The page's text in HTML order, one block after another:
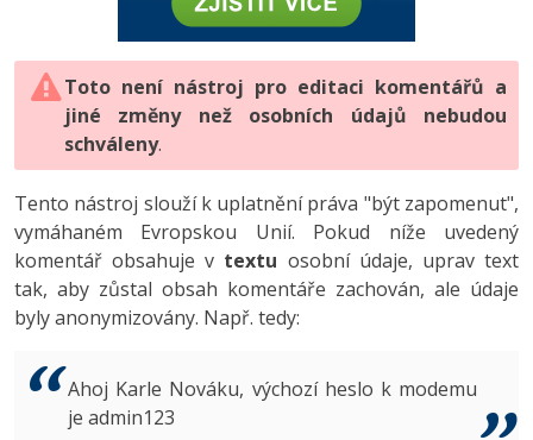
HTML5, CSS3, Bootstrap, SEO
SQL a databáze
Testování a verzování
UML a návrhové vzory
React
Spring
ASP.NET MVC
PHP
JavaScript
Python
HTML / CSS
UML a návrhové vzory
MySQL/MariaDB
MS-SQL
Vývojář mobilních aplikací
C# Game developer
Tester
Systémový administrátor
3D grafik
-80%
JavaScript -80%
PHP -80%
Swift -80%
Kotlin -80%
VB.NET
Digitální gramotnost
Marketing
WordPress
SEO
UX
Business
Copywriting
Photoshop -80%
Adobe Illustrator -80%
Adobe Lightroom
Adobe XD
Adobe InDesign -25%
Adobe After Effects
Inkscape
Toto není nástroj pro editaci komentářů a
jiné změny než osobních údajů nebudou
schváleny.
Tento nástroj slouží k uplatnění práva "být zapomenut",
vymáhaném Evropskou Unií. Pokud níže uvedený
komentář obsahuje v textu osobní údaje, uprav text
tak, aby zůstal obsah komentáře zachován, ale údaje
byly anonymizovány. Např. tedy:
Ahoj Karle Nováku, výchozí heslo k modemu
je admin123